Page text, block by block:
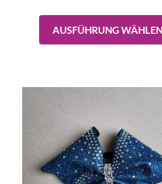
AUSFÜHRUNG WÄHLEN